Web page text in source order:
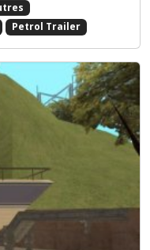
Petrol Trailer